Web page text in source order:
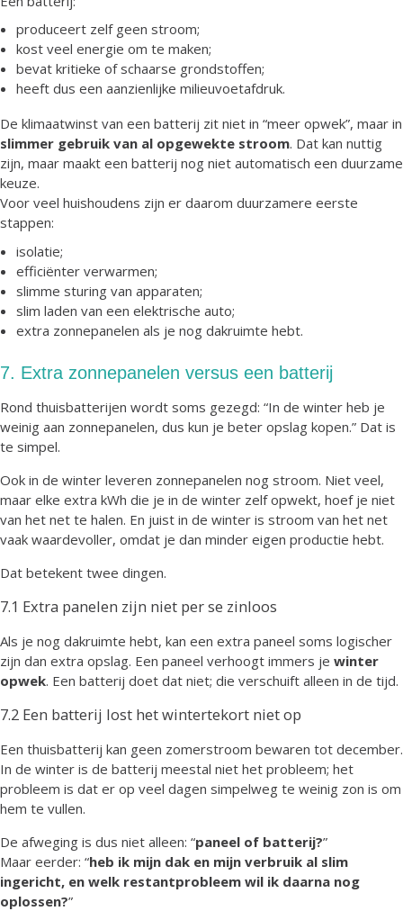
produceert zelf geen stroom;
kost veel energie om te maken;
bevat kritieke of schaarse grondstoffen;
heeft dus een aanzienlijke milieuvoetafdruk.
De klimaatwinst van een batterij zit niet in “meer opwek”, maar in
slimmer gebruik van al opgewekte stroom. Dat kan nuttig
zijn, maar maakt een batterij nog niet automatisch een duurzame
keuze.
Voor veel huishoudens zijn er daarom duurzamere eerste
stappen:
isolatie;
efficiënter verwarmen;
slimme sturing van apparaten;
slim laden van een elektrische auto;
extra zonnepanelen als je nog dakruimte hebt.
7. Extra zonnepanelen versus een batterij
Rond thuisbatterijen wordt soms gezegd: “In de winter heb je
weinig aan zonnepanelen, dus kun je beter opslag kopen.” Dat is
te simpel.
Ook in de winter leveren zonnepanelen nog stroom. Niet veel,
maar elke extra kWh die je in de winter zelf opwekt, hoef je niet
van het net te halen. En juist in de winter is stroom van het net
vaak waardevoller, omdat je dan minder eigen productie hebt.
Dat betekent twee dingen.
7.1 Extra panelen zijn niet per se zinloos
Als je nog dakruimte hebt, kan een extra paneel soms logischer
zijn dan extra opslag. Een paneel verhoogt immers je winter
opwek. Een batterij doet dat niet; die verschuift alleen in de tijd.
7.2 Een batterij lost het wintertekort niet op
Een thuisbatterij kan geen zomerstroom bewaren tot december.
In de winter is de batterij meestal niet het probleem; het
probleem is dat er op veel dagen simpelweg te weinig zon is om
hem te vullen.
De afweging is dus niet alleen: “paneel of batterij?”
Maar eerder: “heb ik mijn dak en mijn verbruik al slim
ingericht, en welk restantprobleem wil ik daarna nog
oplossen?”